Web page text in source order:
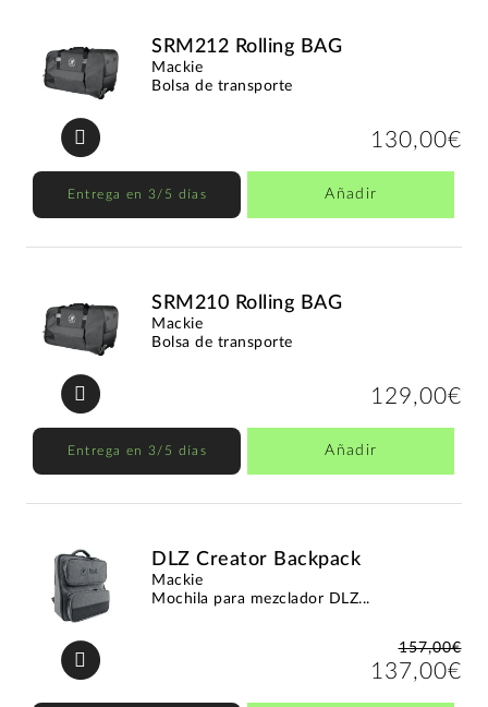
SRM212 Rolling BAG
Mackie
Bolsa de transporte
130,00€
Entrega en 3/5 días Añadir
SRM210 Rolling BAG
Mackie
Bolsa de transporte
129,00€
Entrega en 3/5 días Añadir
DLZ Creator Backpack
Mackie
Mochila para mezclador DLZ...
157,00€
137,00€